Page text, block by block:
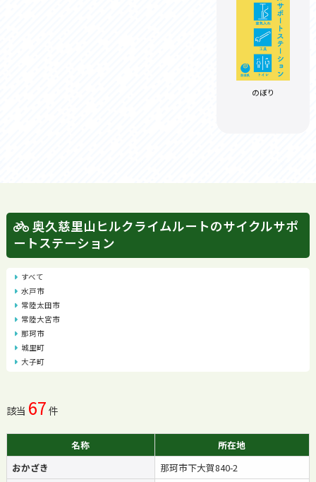
のぼり
奥久慈里山ヒルクライムルートのサイクルサポ
ートステーション
すべて
水戸市
常陸太田市
常陸大宮市
那珂市
城里町
大子町
該当 67 件
名称
所在地
おかざき
那珂市下大賀840-2